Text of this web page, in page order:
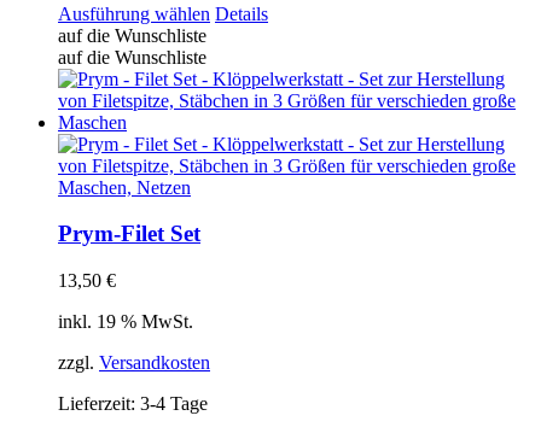
Ausführung wählen Dieses
mehrere
Varianten
Die
Optionen
Details
auf die Wunschliste
auf die Wunschliste
Prym-Filet Set
13,50 €
inkl. 19 % MwSt.
zzgl. Versandkosten
Lieferzeit: 3-4 Tage